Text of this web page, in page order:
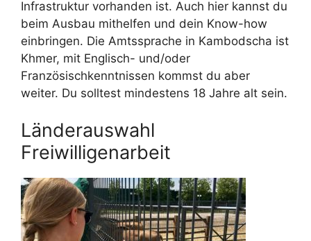
Infrastruktur vorhanden ist. Auch hier kannst du
beim Ausbau mithelfen und dein Know-how
einbringen. Die Amtssprache in Kambodscha ist
Khmer, mit Englisch- und/oder
Französischkenntnissen kommst du aber
weiter. Du solltest mindestens 18 Jahre alt sein.
Länderauswahl
Freiwilligenarbeit